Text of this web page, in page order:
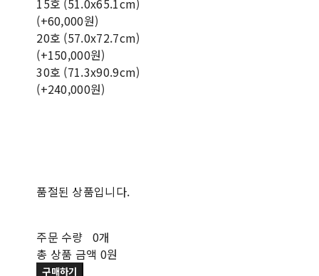
15호 (51.0x65.1cm)
(+60,000원)
20호 (57.0x72.7cm)
(+150,000원)
30호 (71.3x90.9cm)
(+240,000원)
품절된 상품입니다.
주문 수량 0개
총 상품 금액 0원
구매하기